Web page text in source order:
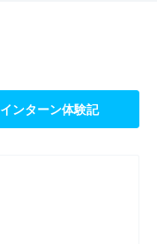
インターン体験記